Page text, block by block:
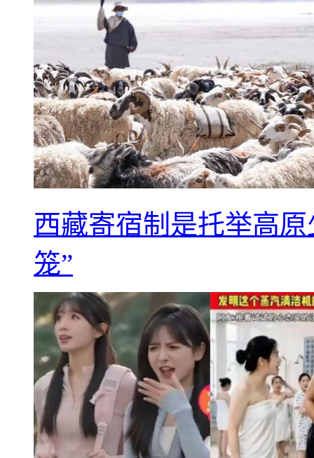
西藏寄宿制是托举高
笼”